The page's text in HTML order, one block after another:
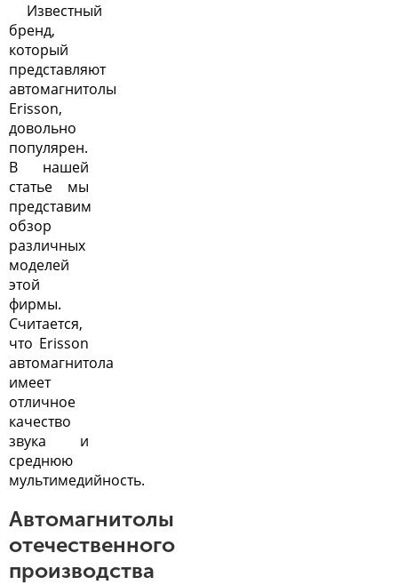
Известный
бренд,
который
представляют
автомагнитолы
Erisson,
довольно
популярен.
В нашей
статье мы
представим
обзор
различных
моделей
этой
фирмы.
Считается,
что Erisson
автомагнитола
имеет
отличное
качество
звука и
среднюю
мультимедийность.
Автомагнитолы
отечественного
производства